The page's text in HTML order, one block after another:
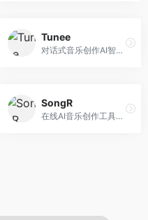
Tunee
对话式音乐创作AI智能体，支持自然语言交互创作。面向音乐爱好者，通过对话方式完成音乐创作，交互体验友好，创作过程直观。
SongR
在线AI音乐创作工具，支持歌词与旋律一体化生成。面向内容创作者和音乐爱好者，提供歌词创作、旋律生成、音乐制作等服务，操作简便，创作速度快。